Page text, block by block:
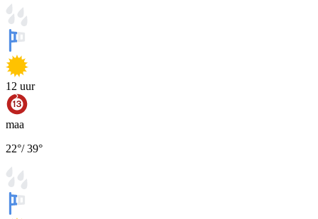
12 uur
maa
22°/39°